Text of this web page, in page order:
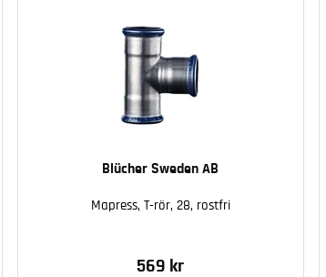
Blücher Sweden AB
Mapress, T-rör, 28, rostfri
569 kr